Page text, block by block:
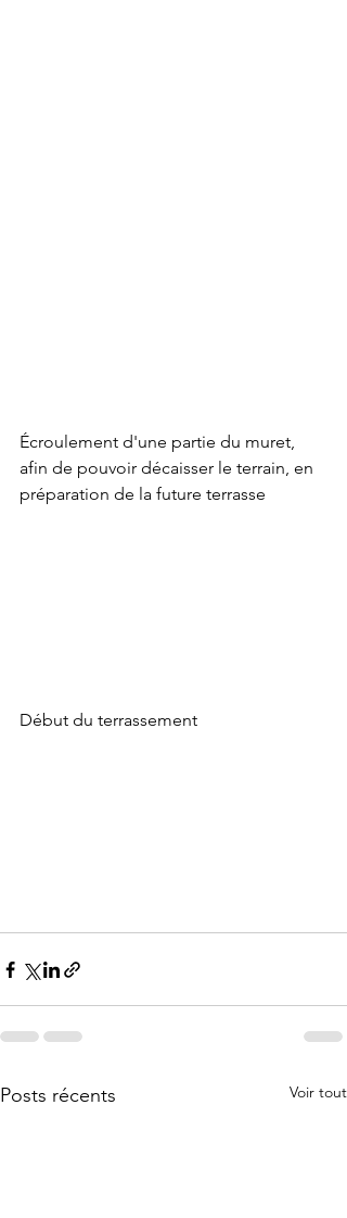
Écroulement d'une partie du muret,
afin de pouvoir décaisser le terrain, en
préparation de la future terrasse
Début du terrassement
Posts récents Voir tout